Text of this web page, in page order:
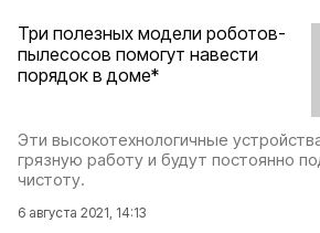
Три полезных модели роботов-
пылесосов помогут навести
порядок в доме*
Эти высокотехнологичные
грязную работу и будут постоянно
чистоту.
6 августа 2021, 14:13